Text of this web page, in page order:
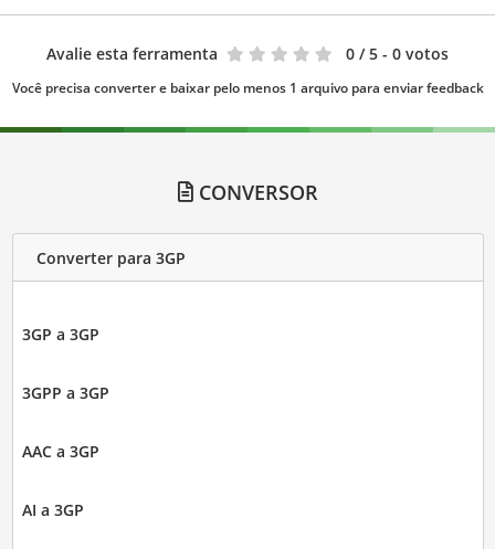
Avalie esta ferramenta 0 / 5 - 0 votos
Você precisa converter e baixar pelo menos 1 arquivo para enviar feedback
CONVERSOR
Converter para 3GP
3GP a 3GP
3GPP a 3GP
AAC a 3GP
AI a 3GP